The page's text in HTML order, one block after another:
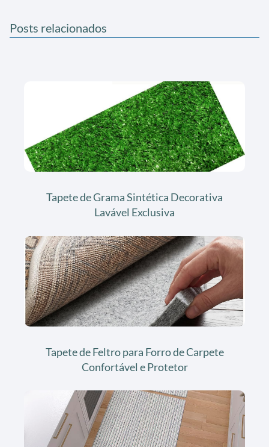
Posts relacionados
Tapete de Grama Sintética Decorativa
Lavável Exclusiva
Tapete de Feltro para Forro de Carpete
Confortável e Protetor